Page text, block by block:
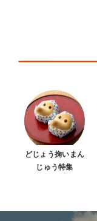
どじょう掬いまん
じゅう特集